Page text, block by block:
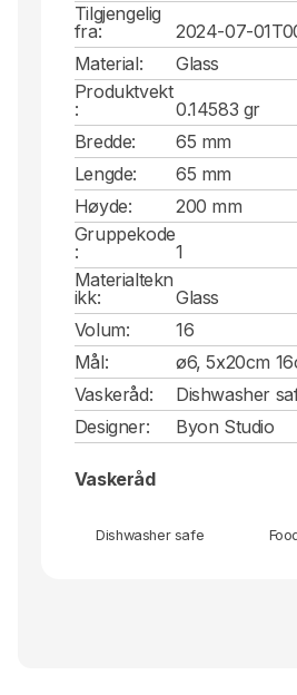
Tilgjengelig
fra:
2024-07-
Material:
Glass
Produktvekt
:
0.14583 gr
Bredde:
65 mm
Lengde:
65 mm
Høyde:
200 mm
Gruppekode
:
1
Materialtekn
ikk:
Glass
Volum:
16
Mål:
ø6, 5x20cm
Vaskeråd:
Dishwasher
Designer:
Byon Studio
Vaskeråd
Dishwasher safe